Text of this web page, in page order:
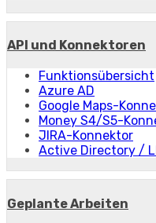
API und Konnektoren
Funktionsübersicht
Azure AD
Google Maps-
Money S4/S5-
JIRA-Konnektor
Active Directory /
Geplante Arbeiten